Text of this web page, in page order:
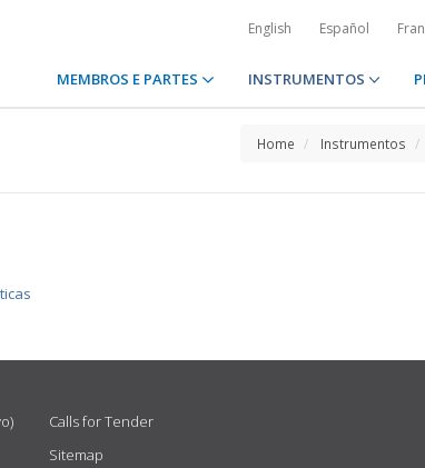
English Español
MEMBROS E PARTES INSTRUMENTOS
Home Instrumentos
Calls for Tender
Sitemap